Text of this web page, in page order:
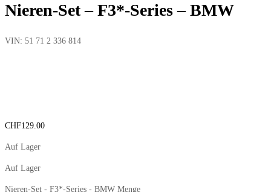
Nieren-Set – F3*-Series – BMW
VIN: 51 71 2 336 814
CHF129.00
Auf Lager
Auf Lager
Nieren-Set - F3*-Series - BMW Menge